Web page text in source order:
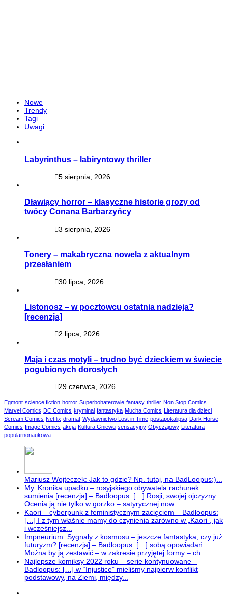
Nowe
Trendy
Tagi
Uwagi
Labyrinthus – labiryntowy thriller
5 sierpnia, 2026
Dławiący horror – klasyczne historie grozy od
twócy Conana Barbarzyńcy
3 sierpnia, 2026
Tonery – makabryczna nowela z aktualnym
przesłaniem
30 lipca, 2026
Listonosz – w pocztowcu ostatnia nadzieja?
[recenzja]
2 lipca, 2026
Maja i czas motyli – trudno być dzieckiem w świecie
pogubionych dorosłych
29 czerwca, 2026
Egmont science fiction horror Superbohaterowie fantasy thriller Non Stop Comics
Marvel Comics DC Comics kryminał fantastyka Mucha Comics Literatura dla dzieci
Scream Comics Netflix dramat Wydawnictwo Lost in Time postapokalipsa Dark Horse
Comics Image Comics akcja Kultura Gniewu sensacyjny Obyczajowy Literatura
popularnonaukowa
Mariusz Wojteczek: Jak to gdzie? Np. tutaj, na BadLoopus;)...
My. Kronika upadku – rosyjskiego obywatela rachunek
sumienia [recenzja] – Badloopus: […] Rosji, swojej ojczyzny.
Ocenia ją nie tylko w gorzko – satyrycznej now...
Kaori – cyberpunk z feministycznym zacięciem – Badloopus:
[…] I z tym właśnie mamy do czynienia zarówno w „Kaori”, jak
i wcześniejsz...
Impneurium. Sygnały z kosmosu – jeszcze fantastyka, czy już
futuryzm? [recenzja] – Badloopus: […] sobą opowiadań.
Można by ją zestawić – w zakresie przyjętej formy – ch...
Najlepsze komiksy 2022 roku – serie kontynuowane –
Badloopus: […] w “Injustice” mieliśmy najpierw konflikt
podstawowy, na Ziemi, między...